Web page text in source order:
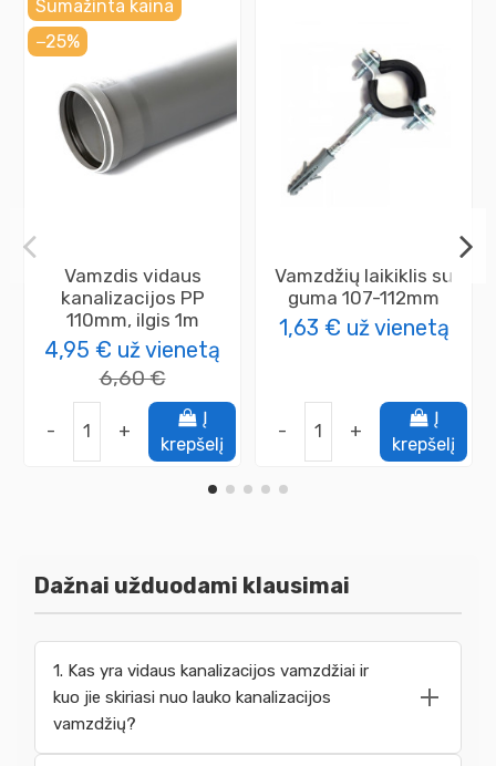
Sumažinta kaina
−25%
Vamzdis vidaus
kanalizacijos PP
110mm, ilgis 1m
4,95 € už vienetą
6,60 €
- +
Į
krepšelį
Vamzdžių laikiklis su
guma 107-112mm
1,63 € už vienetą
- +
Į
krepšelį
Dažnai užduodami klausimai
1. Kas yra vidaus kanalizacijos vamzdžiai ir
kuo jie skiriasi nuo lauko kanalizacijos
vamzdžių?